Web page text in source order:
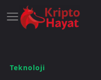
Teknoloji